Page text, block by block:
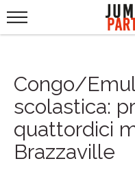
Congo/
scolastica:
quattordici
Brazzaville